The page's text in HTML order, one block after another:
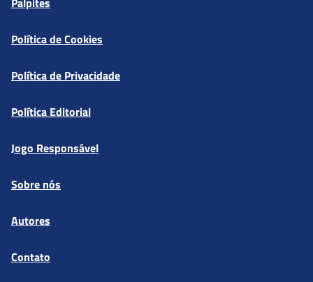
Política de Cookies
Política de Privacidade
Política Editorial
Jogo Responsável
Sobre nós
Autores
Contato